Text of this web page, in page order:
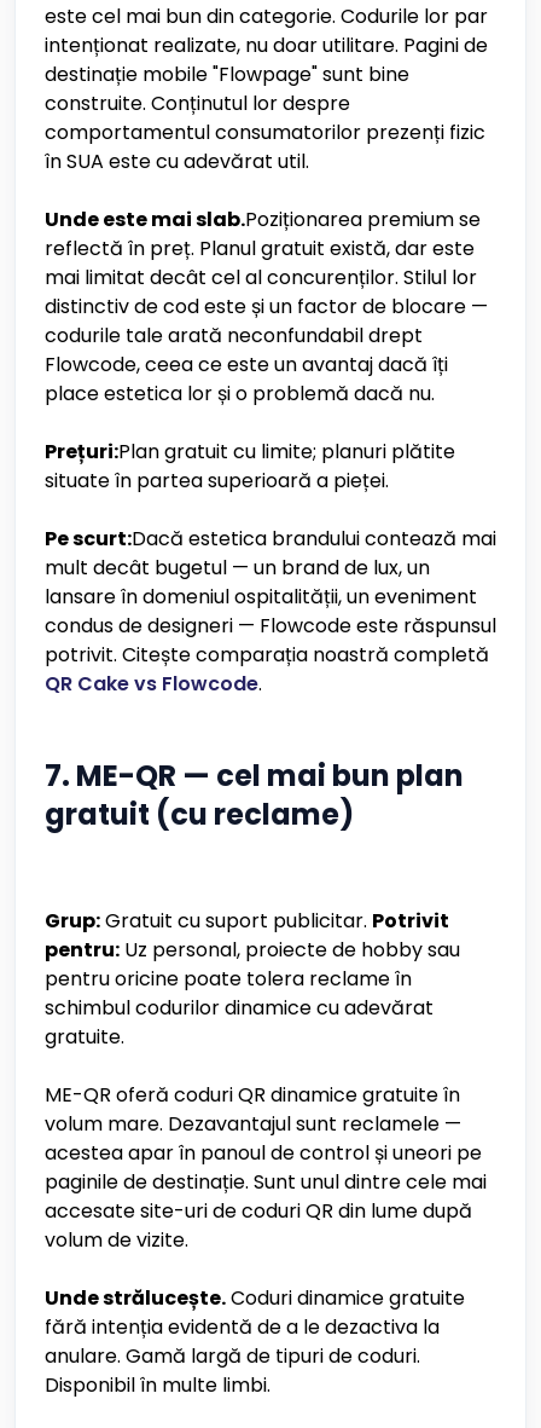
este cel mai bun din categorie. Codurile lor par
intenționat realizate, nu doar utilitare. Pagini de
destinație mobile "Flowpage" sunt bine
construite. Conținutul lor despre
comportamentul consumatorilor prezenți fizic
în SUA este cu adevărat util.
Unde este mai slab.Poziționarea premium se
reflectă în preț. Planul gratuit există, dar este
mai limitat decât cel al concurenților. Stilul lor
distinctiv de cod este și un factor de blocare —
codurile tale arată neconfundabil drept
Flowcode, ceea ce este un avantaj dacă îți
place estetica lor și o problemă dacă nu.
Prețuri:Plan gratuit cu limite; planuri plătite
situate în partea superioară a pieței.
Pe scurt:Dacă estetica brandului contează mai
mult decât bugetul — un brand de lux, un
lansare în domeniul ospitalității, un eveniment
condus de designeri — Flowcode este răspunsul
potrivit. Citește comparația noastră completă
QR Cake vs Flowcode.
7. ME-QR — cel mai bun plan
gratuit (cu reclame)
Grup:Gratuit cu suport publicitar. Potrivit
pentru: Uz personal, proiecte de hobby sau
pentru oricine poate tolera reclame în
schimbul codurilor dinamice cu adevărat
gratuite.
ME-QR oferă coduri QR dinamice gratuite în
volum mare. Dezavantajul sunt reclamele —
acestea apar în panoul de control și uneori pe
paginile de destinație. Sunt unul dintre cele mai
accesate site-uri de coduri QR din lume după
volum de vizite.
Unde strălucește.Coduri dinamice gratuite
fără intenția evidentă de a le dezactiva la
anulare. Gamă largă de tipuri de coduri.
Disponibil în multe limbi.